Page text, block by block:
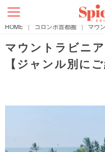
HOME | コロンボ首都圏 | マウ
マウントラビニ
【ジャンル別にご